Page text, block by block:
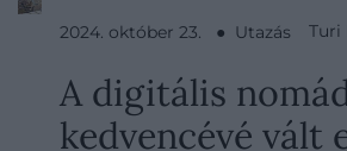
2024. október 23. ● Utazás Turi
A digitális
kedvencévé vált